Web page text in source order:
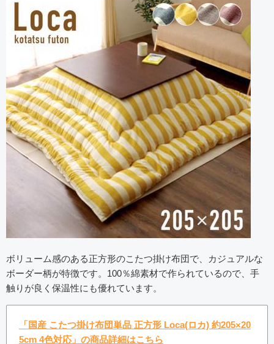
ボリューム感のある正方形のこたつ掛け布団で、カジュアルな
ボーダー柄が特徴です。100％綿素材で作られているので、手
触りが良く保温性にも優れています。
「国産 こたつ掛け布団単品 正方形 Loca(ロカ) 約205×20
5cm 4色対応」の商品詳細はこちら